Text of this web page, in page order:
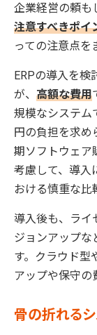
企業経営の頼も
注意すべきポイ
っての注意点を
ERPの導入を検
が、 高額な費用
規模なシステム
円の負担を求め
期ソフトウェア
考慮して、導入
おける慎重な比
導入後も、ライ
ジョンアップな
す。クラウド型
アップや保守の
骨の折れる